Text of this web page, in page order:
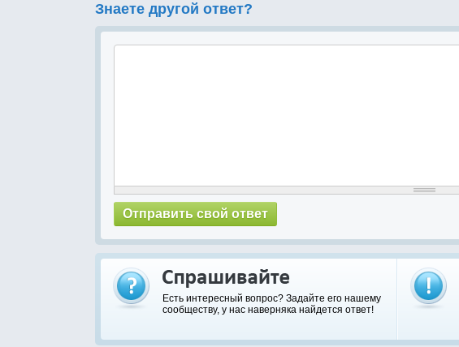
Знаете другой ответ?
Есть интересный вопрос? Задайте его нашему
сообществу, у нас наверняка найдется ответ!